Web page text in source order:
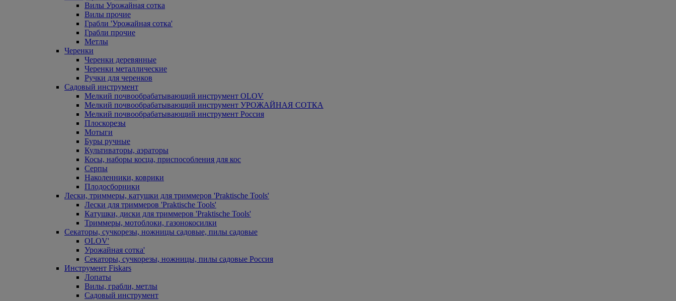
Вилы Урожайная сотка
Вилы прочие
Грабли 'Урожайная сотка'
Грабли прочие
Метлы
Черенки
Черенки деревянные
Черенки металлические
Ручки для черенков
Садовый инструмент
Мелкий почвообрабатывающий инструмент OLOV
Мелкий почвообрабатывающий инструмент УРОЖАЙНАЯ СОТКА
Мелкий почвообрабатывающий инструмент Россия
Плоскорезы
Мотыги
Буры ручные
Культиваторы, аэраторы
Косы, наборы косца, приспособления для кос
Серпы
Наколенники, коврики
Плодосборники
Лески, триммеры, катушки для триммеров 'Praktische Tools'
Лески для триммеров 'Praktische Tools'
Катушки, диски для триммеров 'Praktische Tools'
Триммеры, мотоблоки, газонокосилки
Секаторы, сучкорезы, ножницы садовые, пилы садовые
OLOV'
Урожайная сотка'
Секаторы, сучкорезы, ножницы, пилы садовые Россия
Инструмент Fiskars
Лопаты
Вилы, грабли, метлы
Садовый инструмент